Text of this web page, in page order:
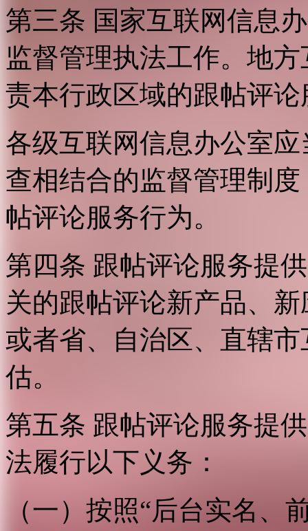
第三条 国家互联网信息
监督管理执法工作。地
责本行政区域的跟帖评
各级互联网信息办公室
查相结合的监督管理制
帖评论服务行为。
第四条 跟帖评论服务提
关的跟帖评论新产品、
或者省、自治区、直辖
估。
第五条 跟帖评论服务提
法履行以下义务：
（一）按照“后台实名、